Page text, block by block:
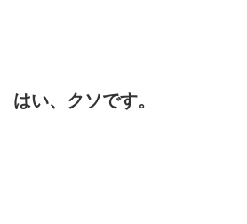
はい、クソです。